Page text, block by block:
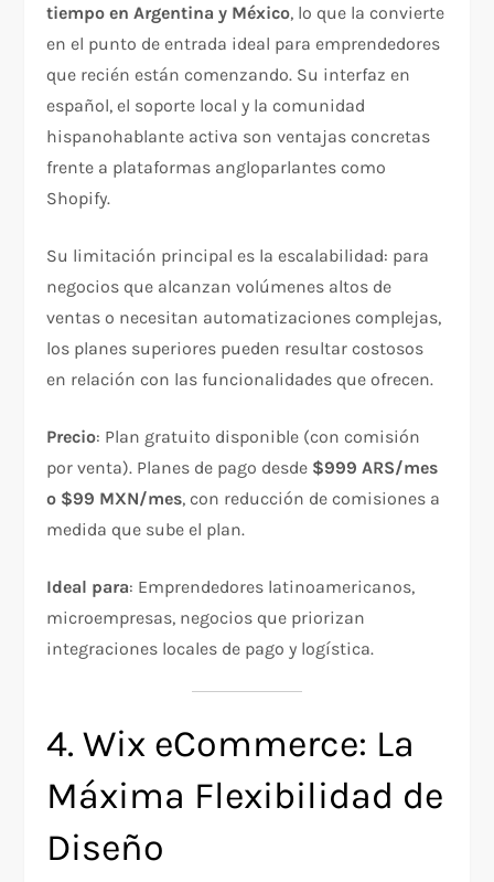
tiempo en Argentina y México, lo que la convierte
en el punto de entrada ideal para emprendedores
que recién están comenzando. Su interfaz en
español, el soporte local y la comunidad
hispanohablante activa son ventajas concretas
frente a plataformas angloparlantes como
Shopify.
Su limitación principal es la escalabilidad: para
negocios que alcanzan volúmenes altos de
ventas o necesitan automatizaciones complejas,
los planes superiores pueden resultar costosos
en relación con las funcionalidades que ofrecen.
Precio: Plan gratuito disponible (con comisión
por venta). Planes de pago desde $999 ARS/mes
o $99 MXN/mes, con reducción de comisiones a
medida que sube el plan.
Ideal para: Emprendedores latinoamericanos,
microempresas, negocios que priorizan
integraciones locales de pago y logística.
4. Wix eCommerce: La
Máxima Flexibilidad de
Diseño